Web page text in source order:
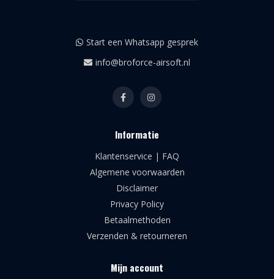
Start een Whatsapp gesprek
info@broforce-airsoft.nl
Informatie
Klantenservice | FAQ
Algemene voorwaarden
Disclaimer
Privacy Policy
Betaalmethoden
Verzenden & retourneren
Mijn account